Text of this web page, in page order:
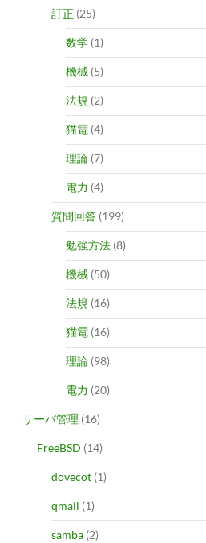
訂正 (25)
数学 (1)
機械 (5)
法規 (2)
猫電 (4)
理論 (7)
電力 (4)
質問回答 (199)
勉強方法 (8)
機械 (50)
法規 (16)
猫電 (16)
理論 (98)
電力 (20)
サーバ管理 (16)
FreeBSD (14)
dovecot (1)
qmail (1)
samba (2)